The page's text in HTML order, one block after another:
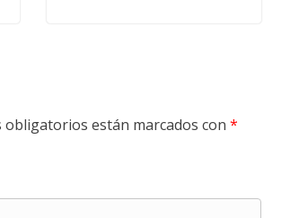
obligatorios están marcados con *